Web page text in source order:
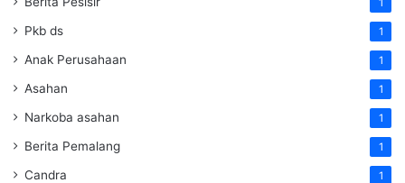
1
Pkb ds 1
Anak Perusahaan 1
Asahan 1
Narkoba asahan 1
Berita Pemalang 1
Candra 1